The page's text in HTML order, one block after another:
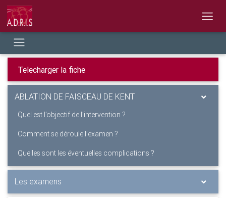
ABLATION DE FAISCEAU DE KENT
Quel est l’objectif de l’intervention ?
Comment se déroule l’examen ?
Quelles sont les éventuelles complications ?
Les examens